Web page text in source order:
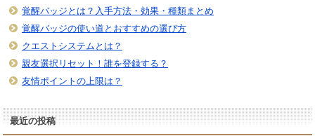
覚醒バッジとは？入手方法・効果・種類まとめ
覚醒バッジの使い道とおすすめの選び方
クエストシステムとは？
親友選択リセット！誰を登録する？
友情ポイントの上限は？
最近の投稿